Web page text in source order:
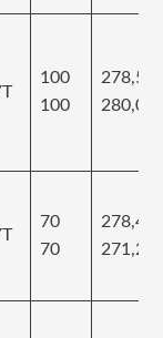
100
100
70
70